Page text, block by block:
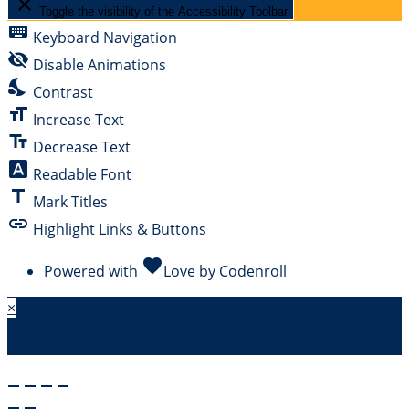
Toggle the visibility of the Accessibility Toolbar
keyboard Keyboard Navigation
visibility_off Disable Animations
nights_stay Contrast
format_size Increase Text
text_fields Decrease Text
font_download Readable Font
title Mark Titles
link Highlight Links & Buttons
Powered with favoriteLove by Codenroll
×